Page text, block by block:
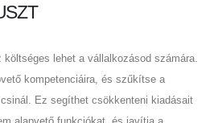
lehet a vállalkozásod számára.
kompetenciáira, és szűkítse a
Ez segíthet csökkenteni kiadásait